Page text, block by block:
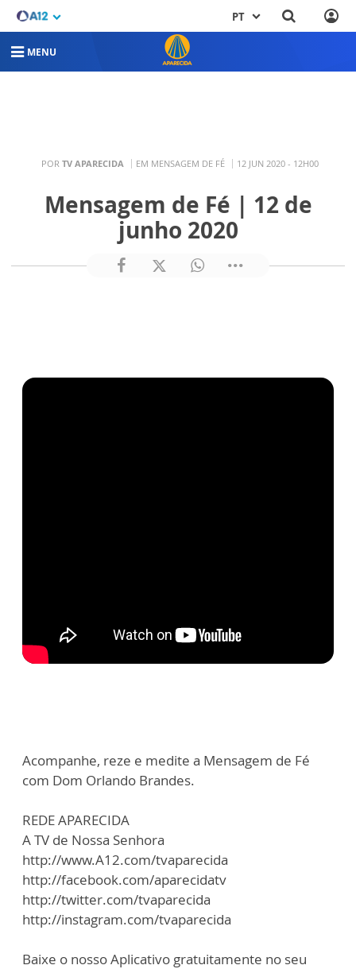
PT
MENU
POR TV APARECIDA EM MENSAGEM DE FÉ 12 JUN 2020 - 12H00
Mensagem de Fé | 12 de
junho 2020
Acompanhe, reze e medite a Mensagem de Fé
com Dom Orlando Brandes.
REDE APARECIDA
A TV de Nossa Senhora
http://www.A12.com/tvaparecida
http://facebook.com/aparecidatv
http://twitter.com/tvaparecida
http://instagram.com/tvaparecida
Baixe o nosso Aplicativo gratuitamente no seu